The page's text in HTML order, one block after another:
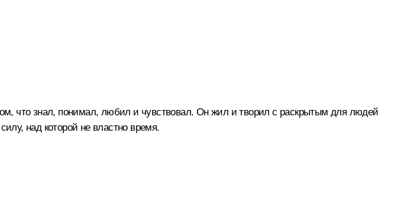
что знал, понимал, любил и чувствовал. Он жил и творил с раскрытым для людей
над которой не властно время.